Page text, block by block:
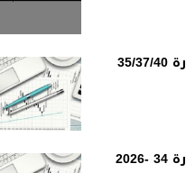
اعلان عن المنح المؤقت للاستشارة 35/37/40